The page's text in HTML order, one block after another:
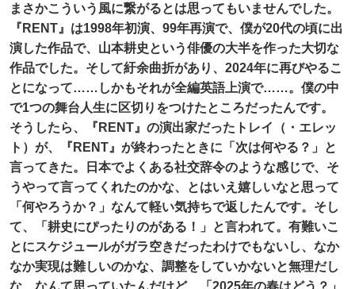
まさかこういう風に繋がるとは思ってもいませんでした。
『RENT』は1998年初演、99年再演で、僕が20代の頃に出
演した作品で、山本耕史という俳優の大半を作った大切な
作品でした。そして紆余曲折があり、2024年に再びやるこ
とになって……しかもそれが全編英語上演で……。僕の中
で1つの舞台人生に区切りをつけたところだったんです。
そうしたら、『RENT』の演出家だったトレイ（・エレッ
ト）が、『RENT』が終わったときに「次は何やる？」と
言ってきた。日本でよくある社交辞令のような感じで、そ
うやって言ってくれたのかな、とはいえ嬉しいなと思って
「何やろうか？」なんて軽い気持ちで返したんです。そし
て、「耕史にぴったりのがある！」と言われて。有難いこ
とにスケジュールがガラ空きだったわけでもないし、なか
なか実現は難しいのかな、調整をしていかないと無理だし
な、なんて思っていたんだけど、「2025年の春はどう？」